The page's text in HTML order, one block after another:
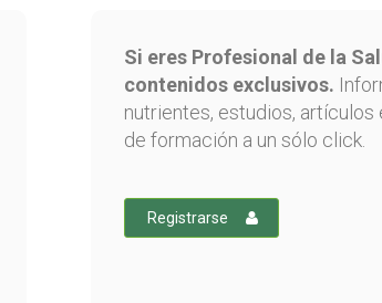
Si eres Profesional de la
contenidos exclusivos.
nutrientes, estudios,
de formación a un sólo click.
Registrarse